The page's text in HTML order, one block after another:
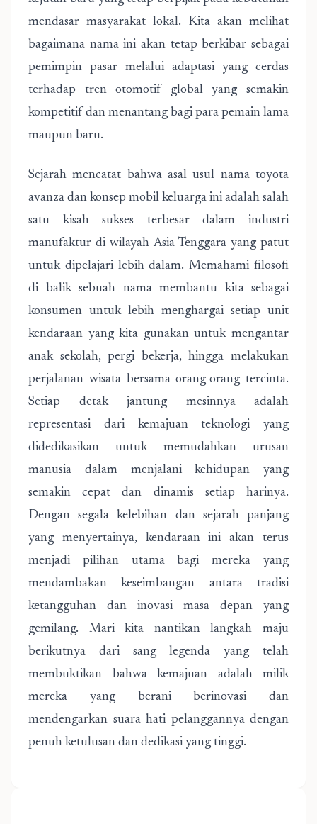
mendasar masyarakat lokal. Kita akan melihat
bagaimana nama ini akan tetap berkibar sebagai
pemimpin pasar melalui adaptasi yang cerdas
terhadap tren otomotif global yang semakin
kompetitif dan menantang bagi para pemain lama
maupun baru.
Sejarah mencatat bahwa asal usul nama toyota
avanza dan konsep mobil keluarga ini adalah salah
satu kisah sukses terbesar dalam industri
manufaktur di wilayah Asia Tenggara yang patut
untuk dipelajari lebih dalam. Memahami filosofi
di balik sebuah nama membantu kita sebagai
konsumen untuk lebih menghargai setiap unit
kendaraan yang kita gunakan untuk mengantar
anak sekolah, pergi bekerja, hingga melakukan
perjalanan wisata bersama orang-orang tercinta.
Setiap detak jantung mesinnya adalah
representasi dari kemajuan teknologi yang
didedikasikan untuk memudahkan urusan
manusia dalam menjalani kehidupan yang
semakin cepat dan dinamis setiap harinya.
Dengan segala kelebihan dan sejarah panjang
yang menyertainya, kendaraan ini akan terus
menjadi pilihan utama bagi mereka yang
mendambakan keseimbangan antara tradisi
ketangguhan dan inovasi masa depan yang
gemilang. Mari kita nantikan langkah maju
berikutnya dari sang legenda yang telah
membuktikan bahwa kemajuan adalah milik
mereka yang berani berinovasi dan
mendengarkan suara hati pelanggannya dengan
penuh ketulusan dan dedikasi yang tinggi.